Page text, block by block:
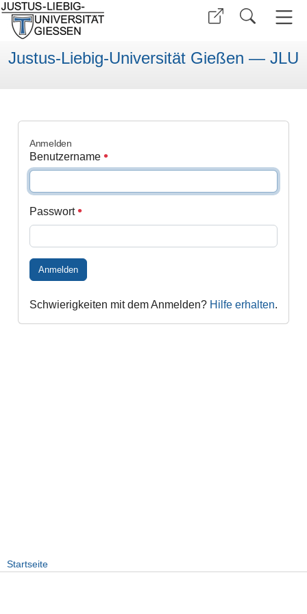
Justus-Liebig-Universität Gießen — JLU
Anmelden
Benutzername
Passwort
Anmelden
Schwierigkeiten mit dem Anmelden? Hilfe erhalten.
Startseite